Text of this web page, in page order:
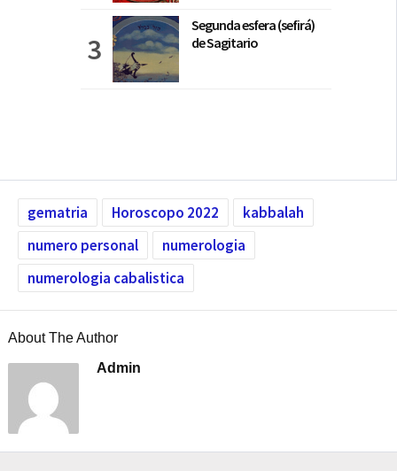
Segunda esfera (sefirá)
de Sagitario
gematria Horoscopo 2022
kabbalah
numero personal
numerologia
numerologia cabalistica
About The Author
Admin